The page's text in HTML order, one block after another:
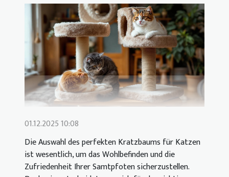
01.12.2025 10:08
Die Auswahl des perfekten Kratzbaums für Katzen
ist wesentlich, um das Wohlbefinden und die
Zufriedenheit Ihrer Samtpfoten sicherzustellen.